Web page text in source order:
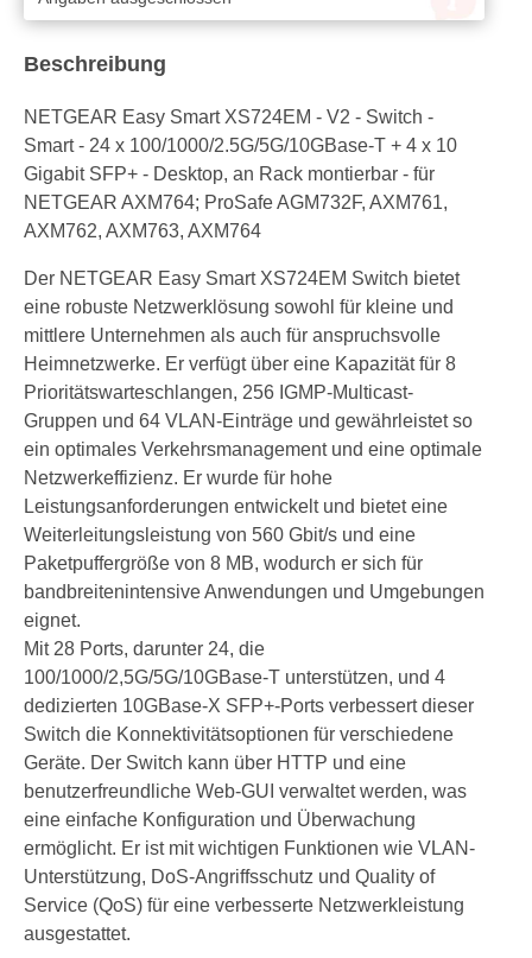
Beschreibung
NETGEAR Easy Smart XS724EM - V2 - Switch -
Smart - 24 x 100/1000/2.5G/5G/10GBase-T + 4 x 10
Gigabit SFP+ - Desktop, an Rack montierbar - für
NETGEAR AXM764; ProSafe AGM732F, AXM761,
AXM762, AXM763, AXM764
Der NETGEAR Easy Smart XS724EM Switch bietet
eine robuste Netzwerklösung sowohl für kleine und
mittlere Unternehmen als auch für anspruchsvolle
Heimnetzwerke. Er verfügt über eine Kapazität für 8
Prioritätswarteschlangen, 256 IGMP-Multicast-
Gruppen und 64 VLAN-Einträge und gewährleistet so
ein optimales Verkehrsmanagement und eine optimale
Netzwerkeffizienz. Er wurde für hohe
Leistungsanforderungen entwickelt und bietet eine
Weiterleitungsleistung von 560 Gbit/s und eine
Paketpuffergröße von 8 MB, wodurch er sich für
bandbreitenintensive Anwendungen und Umgebungen
eignet.
Mit 28 Ports, darunter 24, die
100/1000/2,5G/5G/10GBase-T unterstützen, und 4
dedizierten 10GBase-X SFP+-Ports verbessert dieser
Switch die Konnektivitätsoptionen für verschiedene
Geräte. Der Switch kann über HTTP und eine
benutzerfreundliche Web-GUI verwaltet werden, was
eine einfache Konfiguration und Überwachung
ermöglicht. Er ist mit wichtigen Funktionen wie VLAN-
Unterstützung, DoS-Angriffsschutz und Quality of
Service (QoS) für eine verbesserte Netzwerkleistung
ausgestattet.